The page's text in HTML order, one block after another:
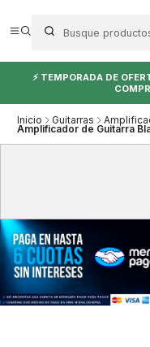
⚡ TEMPORADA DE
Inicio Guitarras
Amplificador de Guitarra